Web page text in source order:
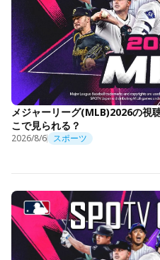
メジャーリーグ(MLB)2026の視
こで見られる？
2026/8/6 スポーツ